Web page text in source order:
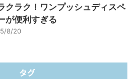
クラク！ワンプッシュディスペ
が便利すぎる
8/20
タグ